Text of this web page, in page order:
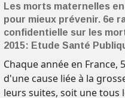
Les morts maternelles
pour mieux prévenir. 6e
confidentielle sur les
2015: Etude Santé
Chaque année en France,
d'une cause liée à la
leurs suites, soit une tous